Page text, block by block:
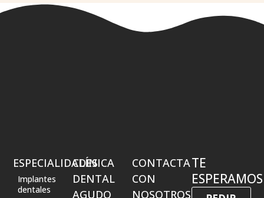
ESPECIALIDADES
Implantes
dentales
CLÍNICA
DENTAL
AGUDO
CONTACTA
CON
NOSOTROS
TE
ESPERAMOS